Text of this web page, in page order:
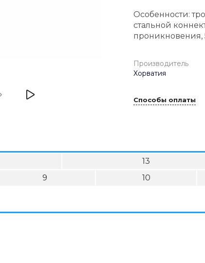
Особенности:
стальной
проникновения,
Производитель
Хорватия
Способы оплаты
13
9
10